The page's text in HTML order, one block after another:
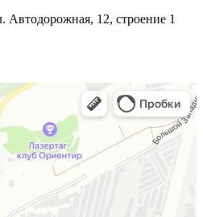
Автодорожная, 12, строение 1